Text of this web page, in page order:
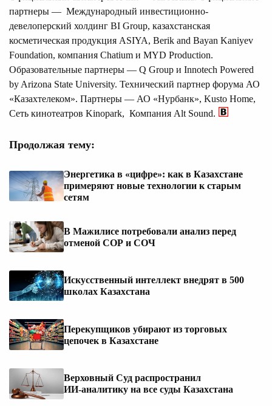
партнеры — Международный инвестиционно-
девелоперский холдинг BI Group, казахстанская
косметическая продукция ASIYA, Berik and Bayan Kaniyev
Foundation, компания Chatium и MYD Production.
Образовательные партнеры — Q Group и Innotech Powered
by Arizona State University. Технический партнер форума АО
«Казахтелеком». Партнеры — АО «Нурбанк», Kusto Home,
Сеть кинотеатров Kinopark, Компания Alt Sound.
Продолжая тему:
Энергетика в «цифре»: как в Казахстане
примеряют новые технологии к старым
сетям
В Мажилисе потребовали анализ перед
отменой СОР и СОЧ
Искусственный интеллект внедрят в 500
школах Казахстана
Перекупщиков убирают из торговых
цепочек в Казахстане
Верховный Суд распространил
ИИ‑аналитику на все суды Казахстана